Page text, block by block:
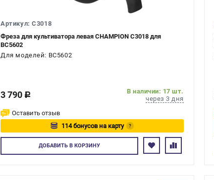
Артикул: C3018
Фреза для культиватора левая CHAMPION C3018 для
BC5602
Для моделей: BC5602
3 790 c
В наличии: 17 шт.
через 3 дня
Оставить отзыв
114 бонусов на карту
?
Авторизуйтесь
ДОБАВИТЬВ КОРЗИНУ